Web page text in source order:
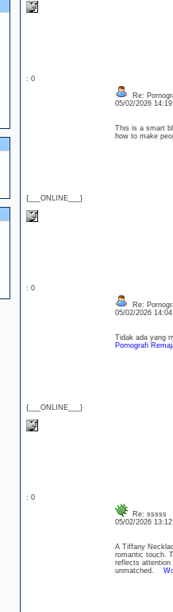
: 0
{___ONLINE___}
Re:
05/02/2026
This is a smart
how to make
: 0
{___ONLINE___}
Re:
05/02/2026
Tidak ada yang
Pornografi
: 0
Re: sssss
05/02/2026
A Tiffany
romantic touch.
reflects attention
unmatched.